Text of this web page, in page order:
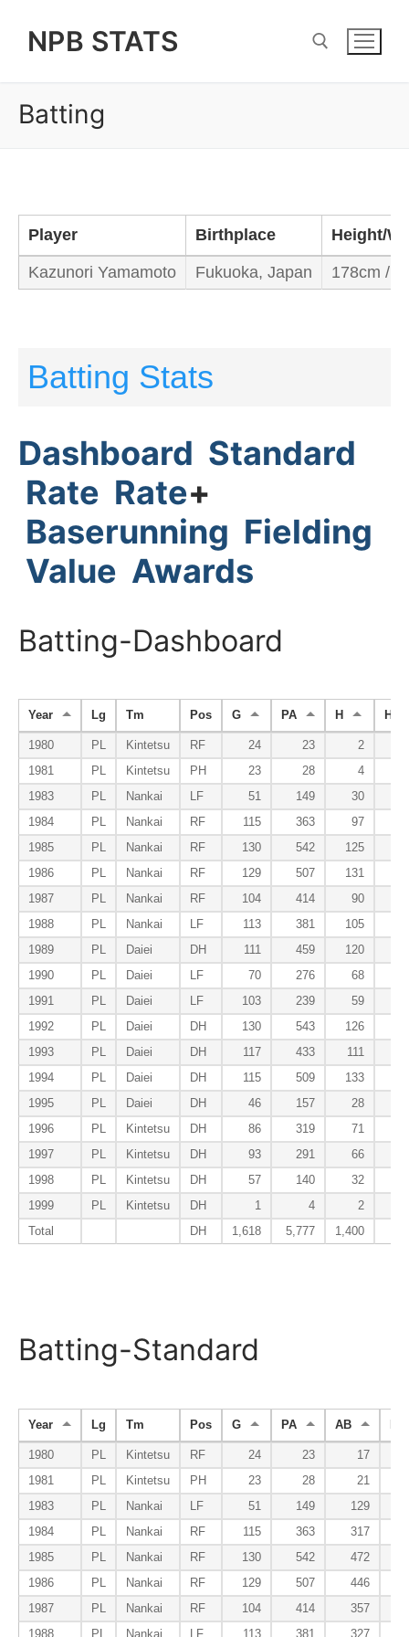
NPB STATS
Batting
Player Birthplace Height/
Kazunori Yamamoto Fukuoka, Japan 178cm /
Batting Stats
Dashboard Standard
Rate Rate+
Baserunning Fielding
Value Awards
Batting-Dashboard
Year Lg Tm Pos G PA H HR
1980 PL Kintetsu RF 24 23
2
1981
PL Kintetsu PH 23 28
4
1983
PL Nankai LF 51 149
30
1984
PL Nankai RF 115 363 97
1985
PL Nankai RF 130 542 125
1986
PL Nankai RF 129 507 131
1987
PL Nankai RF 104 414
90
1988
PL Nankai LF 113 381 105
1989
PL Daiei DH 111 459 120
1990
PL Daiei LF 70 276
68
1991
PL Daiei LF 103 239
59
1992
PL Daiei DH 130 543 126
1993
PL Daiei DH 117 433 111
1994
PL Daiei DH 115 509 133
1995
PL Daiei DH 46 157
28
1996
PL Kintetsu DH 86 319 71
1997
PL Kintetsu DH 93 291 66
1998
PL Kintetsu DH 57 140
32
1999
PL Kintetsu DH 1 4
2
Total
DH 1,618 5,777 1,400
Batting-Standard
Year Lg Tm Pos G PA AB
1980 PL Kintetsu RF 24 23
17
1981
PL Kintetsu PH 23 28
21
1983
PL Nankai LF 51 149 129
1984
PL Nankai RF 115 363 317
1985
PL Nankai RF 130 542 472
1986
PL Nankai RF 129 507 446
1987
PL Nankai RF 104 414 357
1988
PL Nankai LF 113 381 327